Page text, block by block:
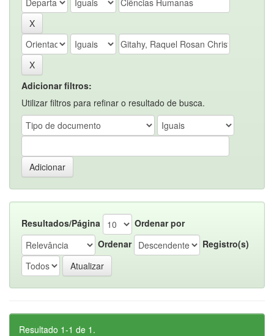
Adicionar filtros:
Utilizar filtros para refinar o resultado de busca.
Resultados/Página
Ordenar por
Ordenar
Registro(s)
Resultado 1-1 de 1.